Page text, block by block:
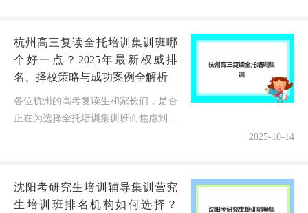
杭州高三复读全托培训集训班哪
个好一点？2025年最新权威排
名、择校策略与成功案例全解析
各位杭州的高考复读生和家长们，是否
正在为选择全托培训集训班而焦虑到夜
2025-10-14
沈阳考研究生培训辅导集训营究
生培训班排名机构如何选择？